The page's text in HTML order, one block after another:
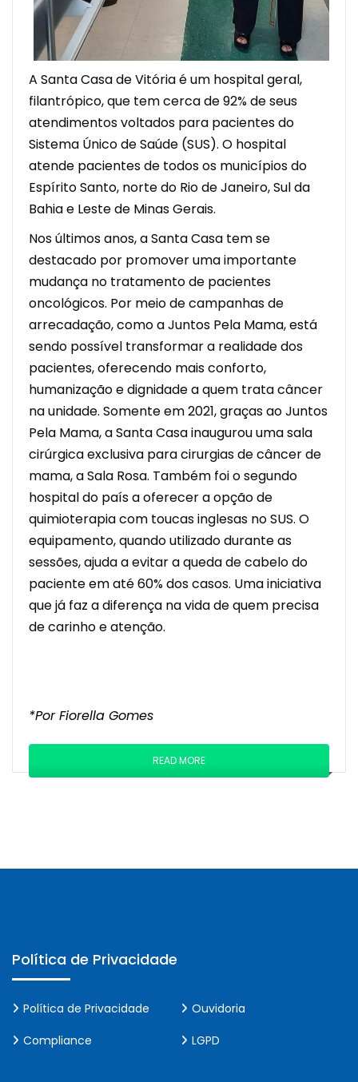
A Santa Casa de Vitória é um hospital geral,
filantrópico, que tem cerca de 92% de seus
atendimentos voltados para pacientes do
Sistema Único de Saúde (SUS). O hospital
atende pacientes de todos os municípios do
Espírito Santo, norte do Rio de Janeiro, Sul da
Bahia e Leste de Minas Gerais.
Nos últimos anos, a Santa Casa tem se
destacado por promover uma importante
mudança no tratamento de pacientes
oncológicos. Por meio de campanhas de
arrecadação, como a Juntos Pela Mama, está
sendo possível transformar a realidade dos
pacientes, oferecendo mais conforto,
humanização e dignidade a quem trata câncer
na unidade. Somente em 2021, graças ao Juntos
Pela Mama, a Santa Casa inaugurou uma sala
cirúrgica exclusiva para cirurgias de câncer de
mama, a Sala Rosa. Também foi o segundo
hospital do país a oferecer a opção de
quimioterapia com toucas inglesas no SUS. O
equipamento, quando utilizado durante as
sessões, ajuda a evitar a queda de cabelo do
paciente em até 60% dos casos. Uma iniciativa
que já faz a diferença na vida de quem precisa
de carinho e atenção.
*Por Fiorella Gomes
READ MORE
Política de Privacidade
Política de Privacidade
Ouvidoria
Compliance
LGPD